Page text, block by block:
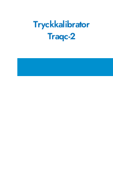
Tryckkalibrator
Traqc-2